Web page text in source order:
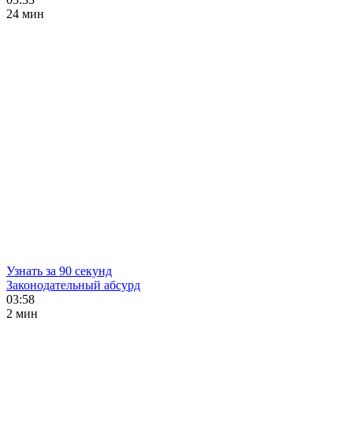
24 мин
Узнать за 90 секунд
Законодательный абсурд
03:58
2 мин